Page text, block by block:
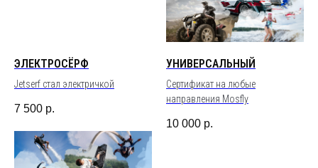
ЭЛЕКТРОСЁРФ
Jetserf стал электричкой
7 500 р.
УНИВЕРСАЛЬНЫЙ
Сертификат на любые
направления Mosfly
10 000 р.